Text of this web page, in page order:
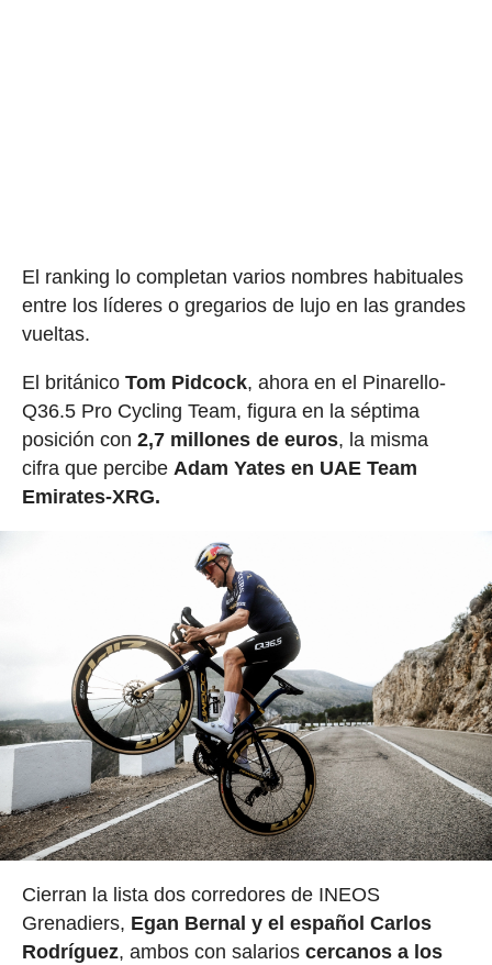
El ranking lo completan varios nombres habituales
entre los líderes o gregarios de lujo en las grandes
vueltas.
El británico Tom Pidcock, ahora en el Pinarello-
Q36.5 Pro Cycling Team, figura en la séptima
posición con 2,7 millones de euros, la misma
cifra que percibe Adam Yates en UAE Team
Emirates-XRG.
Cierran la lista dos corredores de INEOS
Grenadiers, Egan Bernal y el español Carlos
Rodríguez, ambos con salarios cercanos a los